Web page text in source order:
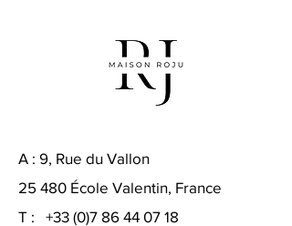
au caractère affirmé et
contemporain. Les volumes
massifs du taureau, la tension des
l’énergie, la résistance et la
puissance symbolique de l’animal.
Entre art et matière, cette
A : 9, Rue du Vallon
25 480 École Valentin, France
T : +33 (0)7 86 44 07 18